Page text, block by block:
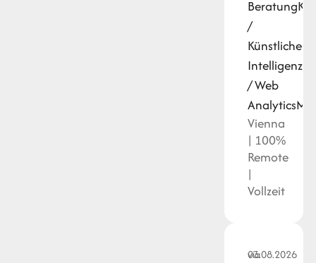
BeratungKI
/
Künstliche
Intelligenz
/ Web
Analytics
Vienna
| 100%
Remote
|
Vollzeit
via
03.08.2026